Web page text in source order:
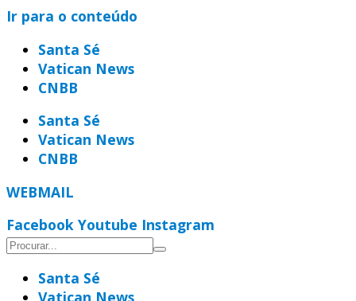
Ir para o conteúdo
Santa Sé
Vatican News
CNBB
Santa Sé
Vatican News
CNBB
WEBMAIL
Facebook Youtube Instagram
Santa Sé
Vatican News